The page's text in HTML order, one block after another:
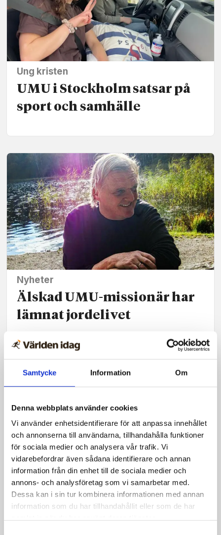
Samtycke Information Om
Denna webbplats använder cookies
Vi använder enhetsidentifierare för att anpassa innehållet
och annonserna till användarna, tillhandahålla funktioner
för sociala medier och analysera vår trafik. Vi
vidarebefordrar även sådana identifierare och annan
information från din enhet till de sociala medier och
annons- och analysföretag som vi samarbetar med.
Dessa kan i sin tur kombinera informationen med annan
information som du har tillhandahållit eller som de har
Ung kristen
UMU i Stockholm satsar på
sport och samhälle
Nyheter
Älskad UMU-missionär har
lämnat jordelivet
Nyheter
UMU i ny satsning – startar